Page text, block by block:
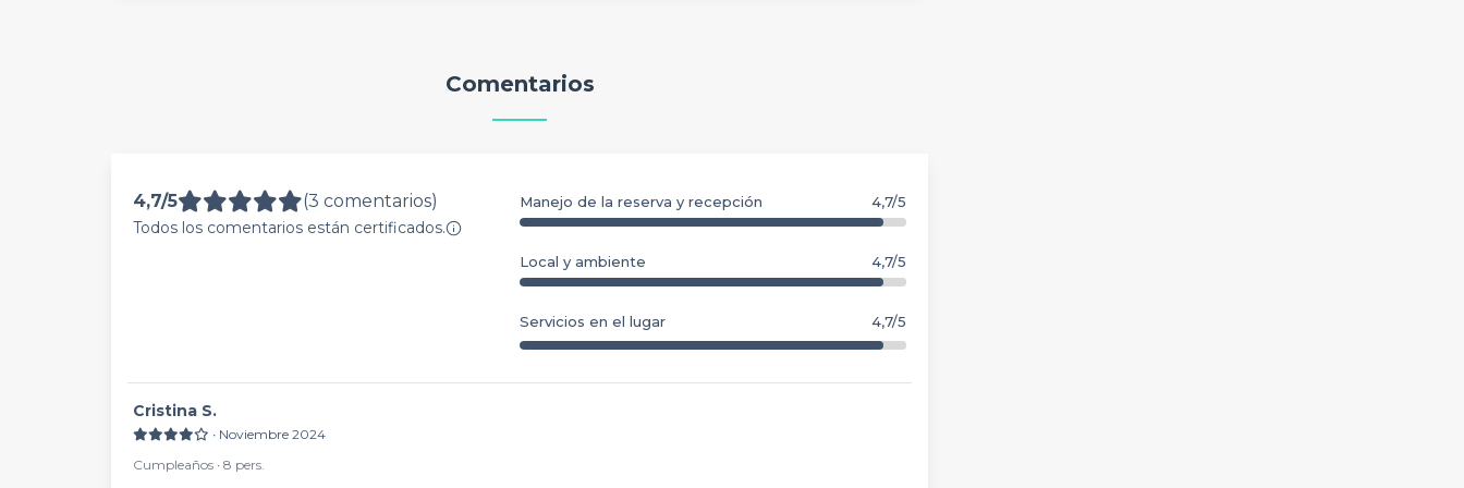
Comentarios
4,7/5 (3 comentarios)
Todos los comentarios están certificados.
Manejo de la reserva y recepción 4,7/5
Local y ambiente 4,7/5
Servicios en el lugar 4,7/5
Cristina S.
∙ Noviembre 2024
Cumpleaños ∙ 8 pers.